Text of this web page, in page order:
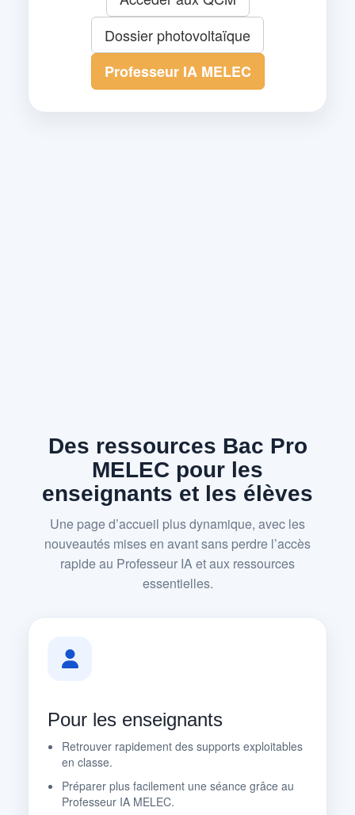
Dossier photovoltaïque
Professeur IA MELEC
Des ressources Bac Pro
MELEC pour les
enseignants et les élèves
Une page d’accueil plus dynamique, avec les
nouveautés mises en avant sans perdre l’accès
rapide au Professeur IA et aux ressources
essentielles.
Pour les enseignants
Retrouver rapidement des supports exploitables
en classe.
Préparer plus facilement une séance grâce au
Professeur IA MELEC.